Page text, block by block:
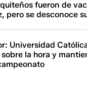
fueron de
pero se desconoce
Universidad
la hora y